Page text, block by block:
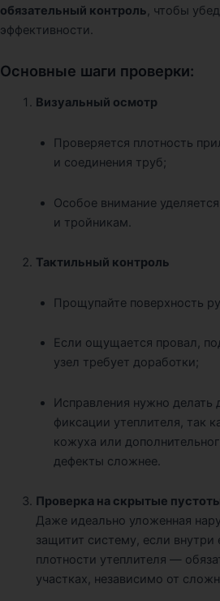
обязательный контроль, чтобы
эффективности.
Основные шаги проверки:
Визуальный осмотр
Проверяется плотность
и соединения труб;
Особое внимание
и тройникам.
Тактильный контроль
Прощупайте поверхность
Если ощущается провал,
узел требует доработки;
Исправления нужно делать
фиксации утеплителя, так
кожуха или
дефекты сложнее.
Проверка на скрытые
Даже идеально уложенная
защитит систему, если внутри
плотности утеплителя —
участках, независимо от